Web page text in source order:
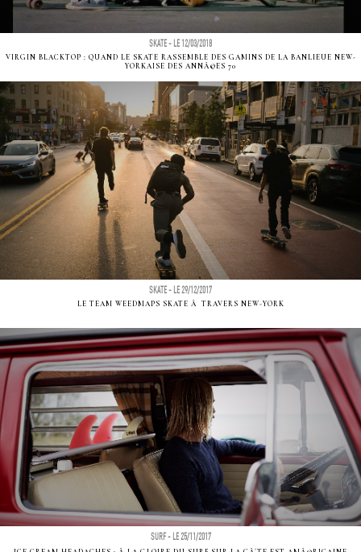
SKATE - LE 12/03/2018
VIRGIN BLACKTOP : QUAND LE SKATE RASSEMBLE DES GAMINS DE LA BANLIEUE NEW-
YORKAISE DES ANNÃ©ES 70
SKATE - LE 29/12/2017
LE TEAM WEEDMAPS SKATE Ã TRAVERS NEW-YORK
SURF - LE 25/11/2017